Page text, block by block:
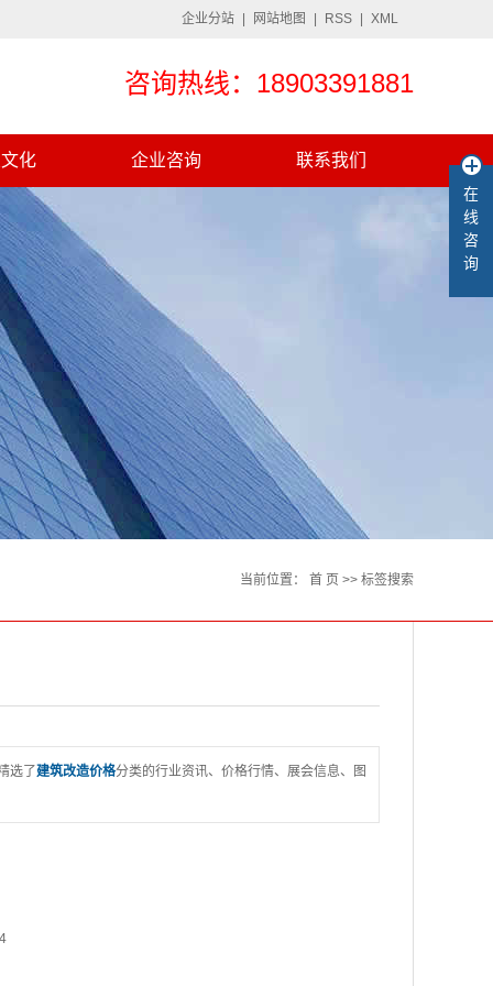
企业分站 网站地图 RSS XML
咨询热线：18903391881
化 企业咨询 联系我们
当前位置： 首 页 >> 标签搜索
选了建筑改造价格分类的行业资讯、价格行情、展会信息、图
在
线
咨
询